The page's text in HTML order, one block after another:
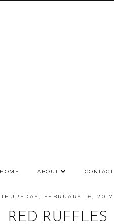
HOME ABOUT CONTACT
THURSDAY, FEBRUARY 16, 2017
RED RUFFLES